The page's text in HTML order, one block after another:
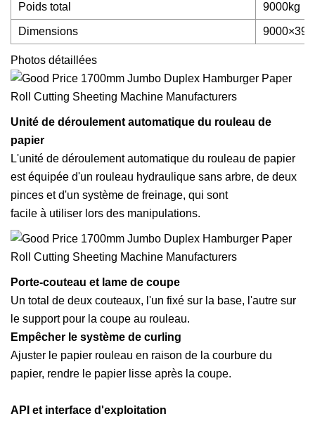
Poids total 9000kg
Dimensions
Photos détaillées
Unité de déroulement automatique du rouleau de
papier
L'unité de déroulement automatique du rouleau de papier
est équipée d'un rouleau hydraulique sans arbre, de deux
pinces et d'un système de freinage, qui sont
facile à utiliser lors des manipulations.
Porte-couteau et lame de coupe
Un total de deux couteaux, l'un fixé sur la base, l'autre sur
le support pour la coupe au rouleau.
Empêcher le système de curling
Ajuster le papier rouleau en raison de la courbure du
papier, rendre le papier lisse après la coupe.
API et interface d'exploitation